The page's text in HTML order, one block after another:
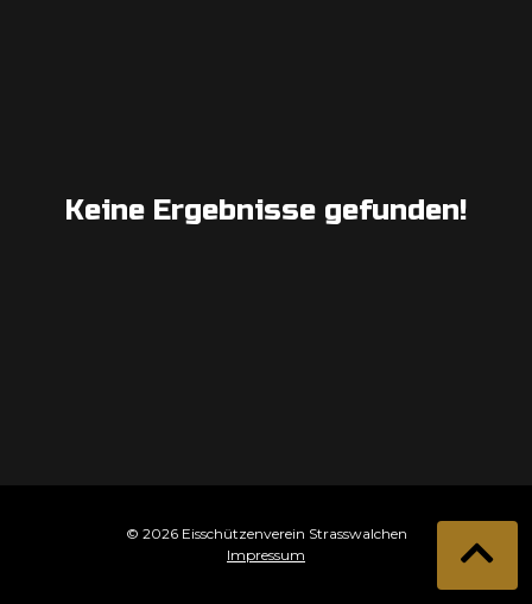
Keine Ergebnisse gefunden!
© 2026 Eisschützenverein Strasswalchen
Impressum